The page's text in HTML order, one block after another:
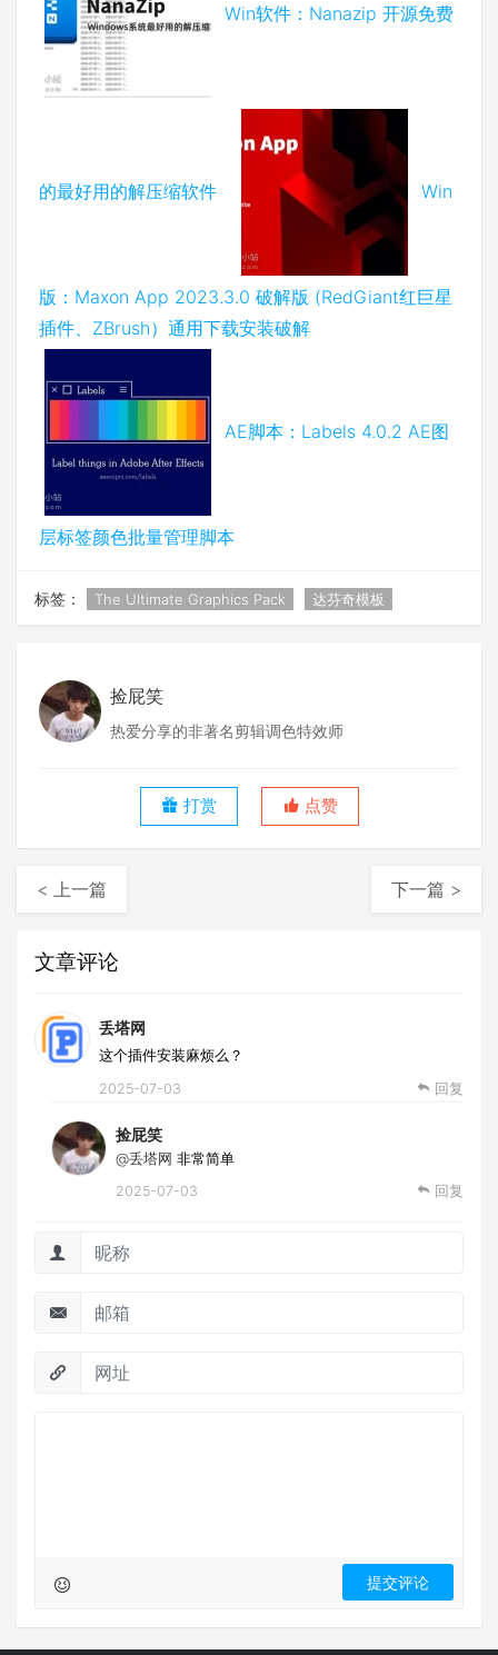
Win软件：Nanazip 开源免费
的最好用的解压缩软件 Win
版：Maxon App 2023.3.0 破解版 (RedGiant红巨星
插件、ZBrush）通用下载安装破解
AE脚本：Labels 4.0.2 AE图
层标签颜色批量管理脚本
标签： The Ultimate Graphics Pack 达芬奇模板
捡屁笑
热爱分享的非著名剪辑调色特效师
打赏 点赞
< 上一篇 下一篇 >
文章评论
丢塔网
这个插件安装麻烦么？
2025-07-03 回复
捡屁笑
@丢塔网 非常简单
2025-07-03 回复